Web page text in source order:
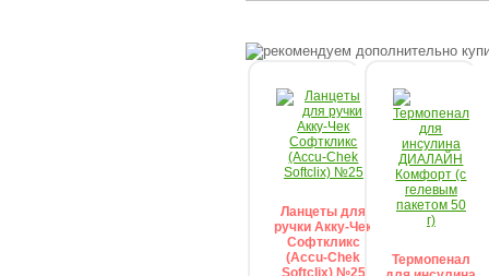
Ланцеты для
ручки Акку-Чек
Софткликс
(Accu-Chek
Softclix) №25
Термопенал